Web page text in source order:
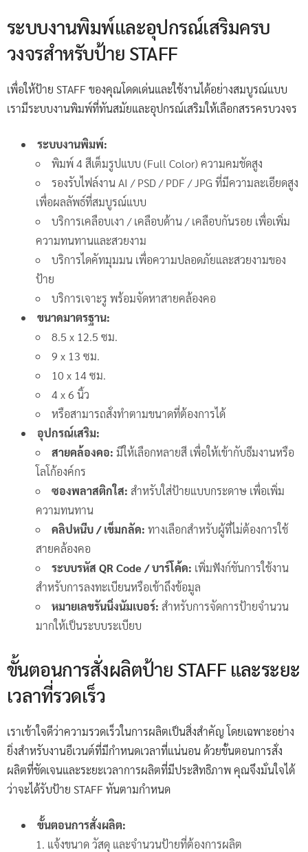
ระบบงานพิมพ์และอุปกรณ์เสริมครบ
วงจรสำหรับป้าย STAFF
เพื่อให้ป้าย STAFF ของคุณโดดเด่นและใช้งานได้อย่างสมบูรณ์แบบ
เรามีระบบงานพิมพ์ที่ทันสมัยและอุปกรณ์เสริมให้เลือกสรรครบวงจร
ระบบงานพิมพ์:
พิมพ์ 4 สีเต็มรูปแบบ (Full Color) ความคมชัดสูง
รองรับไฟล์งาน AI / PSD / PDF / JPG ที่มีความละเอียดสูง
เพื่อผลลัพธ์ที่สมบูรณ์แบบ
บริการเคลือบเงา / เคลือบด้าน / เคลือบกันรอย เพื่อเพิ่ม
ความทนทานและสวยงาม
บริการไดคัทมุมมน เพื่อความปลอดภัยและสวยงามของ
ป้าย
บริการเจาะรู พร้อมจัดหาสายคล้องคอ
ขนาดมาตรฐาน:
8.5 x 12.5 ซม.
9 x 13 ซม.
10 x 14 ซม.
4 x 6 นิ้ว
หรือสามารถสั่งทำตามขนาดที่ต้องการได้
อุปกรณ์เสริม:
สายคล้องคอ: มีให้เลือกหลายสี เพื่อให้เข้ากับธีมงานหรือ
โลโก้องค์กร
ซองพลาสติกใส: สำหรับใส่ป้ายแบบกระดาษ เพื่อเพิ่ม
ความทนทาน
คลิปหนีบ / เข็มกลัด: ทางเลือกสำหรับผู้ที่ไม่ต้องการใช้
สายคล้องคอ
ระบบรหัส QR Code / บาร์โค้ด: เพิ่มฟังก์ชันการใช้งาน
สำหรับการลงทะเบียนหรือเข้าถึงข้อมูล
หมายเลขรันนิ่งนัมเบอร์: สำหรับการจัดการป้ายจำนวน
มากให้เป็นระบบระเบียบ
ขั้นตอนการสั่งผลิตป้าย STAFF และระยะ
เวลาที่รวดเร็ว
เราเข้าใจดีว่าความรวดเร็วในการผลิตเป็นสิ่งสำคัญ โดยเฉพาะอย่าง
ยิ่งสำหรับงานอีเวนต์ที่มีกำหนดเวลาที่แน่นอน ด้วยขั้นตอนการสั่ง
ผลิตที่ชัดเจนและระยะเวลาการผลิตที่มีประสิทธิภาพ คุณจึงมั่นใจได้
ว่าจะได้รับป้าย STAFF ทันตามกำหนด
ขั้นตอนการสั่งผลิต:
แจ้งขนาด วัสดุ และจำนวนป้ายที่ต้องการผลิต